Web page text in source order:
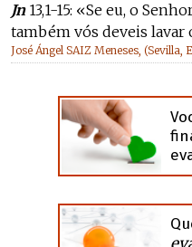
Jn13,1-15: «Se eu, o
também vós deveis lavar
José Ángel SAIZ Meneses, (Sevilla,